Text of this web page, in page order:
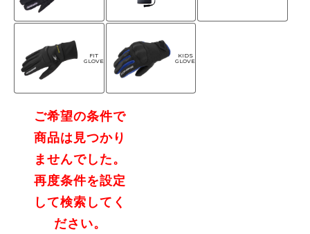
FIT
GLOVE
KIDS
GLOVE
ご希望の条件で
商品は見つかり
ませんでした。
再度条件を設定
して検索してく
ださい。